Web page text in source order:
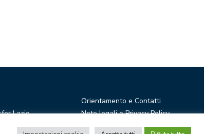
Lazio
Orientamento e Contatti
Note legali e Privacy Policy
Privacy Newsletter